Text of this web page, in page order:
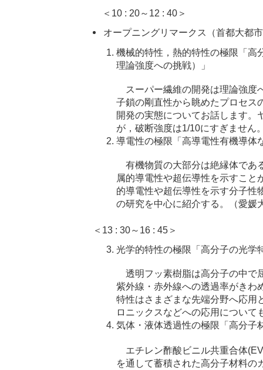
＜10 : 20～12 : 40＞
オープニングリマークス（首都大都
機械的特性，熱的特性の極限「高
理論強度への挑戦）」
スーパー繊維の開発は理論強度
子鎖の剛直性から眺めたプロセス
開発の実態についてお話します。
が，破断強度は1/10にすぎません
導電性の極限「高導電性有機導体
有機物質の大部分は絶縁体であ
属的導電性や超伝導性を示すこと
的導電性や超伝導性を示す分子性
の研究を中心に紹介する。（愛媛
＜13 : 30～16 : 45＞
光学的特性の極限「高分子の光学
透明フッ素樹脂は高分子の中で
紫外線・赤外線への透過率がきわ
特性はさまざまな先端分野へ応用
ロニックスなどへの応用につい
気体・液体透過性の極限「高分子
エチレン酢酸ビニル共重合体
を通して蓄積された高分子材料の